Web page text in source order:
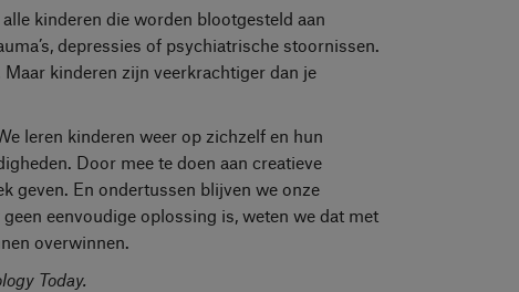
kinderen die worden blootgesteld aan
depressies of psychiatrische stoornissen.
kinderen zijn veerkrachtiger dan je
leren kinderen weer op zichzelf en hun
Door mee te doen aan creatieve
geven. En ondertussen blijven we onze
eenvoudige oplossing is, weten we dat met
overwinnen.
Today.